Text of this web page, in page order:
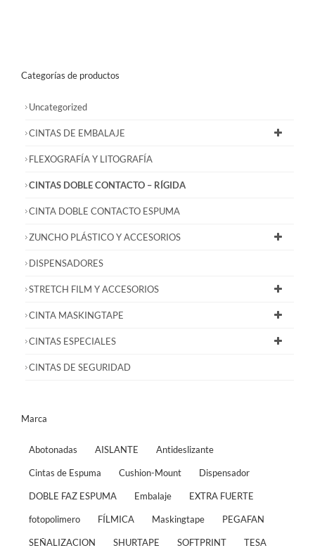
Categorías de productos
Uncategorized
CINTAS DE EMBALAJE
FLEXOGRAFÍA Y LITOGRAFÍA
CINTAS DOBLE CONTACTO – RÍGIDA
CINTA DOBLE CONTACTO ESPUMA
ZUNCHO PLÁSTICO Y ACCESORIOS
DISPENSADORES
STRETCH FILM Y ACCESORIOS
CINTA MASKINGTAPE
CINTAS ESPECIALES
CINTAS DE SEGURIDAD
Marca
Abotonadas AISLANTE Antideslizante
Cintas de Espuma Cushion-Mount Dispensador
DOBLE FAZ ESPUMA Embalaje EXTRA FUERTE
fotopolimero FÍLMICA Maskingtape PEGAFAN
SEÑALIZACION SHURTAPE SOFTPRINT TESA